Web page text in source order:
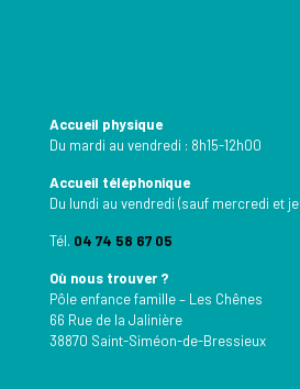
Accueil physique
Du mardi au vendredi : 8h15-12h00
Accueil téléphonique
Du lundi au vendredi (sauf mercredi et
Tél. 04 74 58 67 05
Où nous trouver ?
Pôle enfance famille – Les Chênes
66 Rue de la Jalinière
38870 Saint-Siméon-de-Bressieux